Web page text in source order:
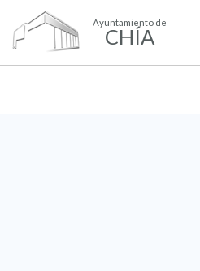
Ayuntamiento de
CHÍA